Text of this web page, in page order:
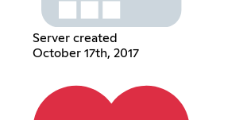
Server created
October 17th, 2017